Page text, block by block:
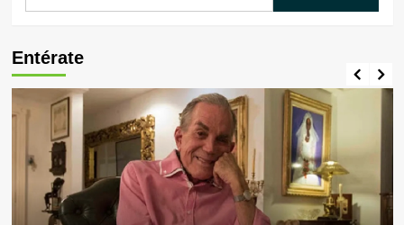
Entérate